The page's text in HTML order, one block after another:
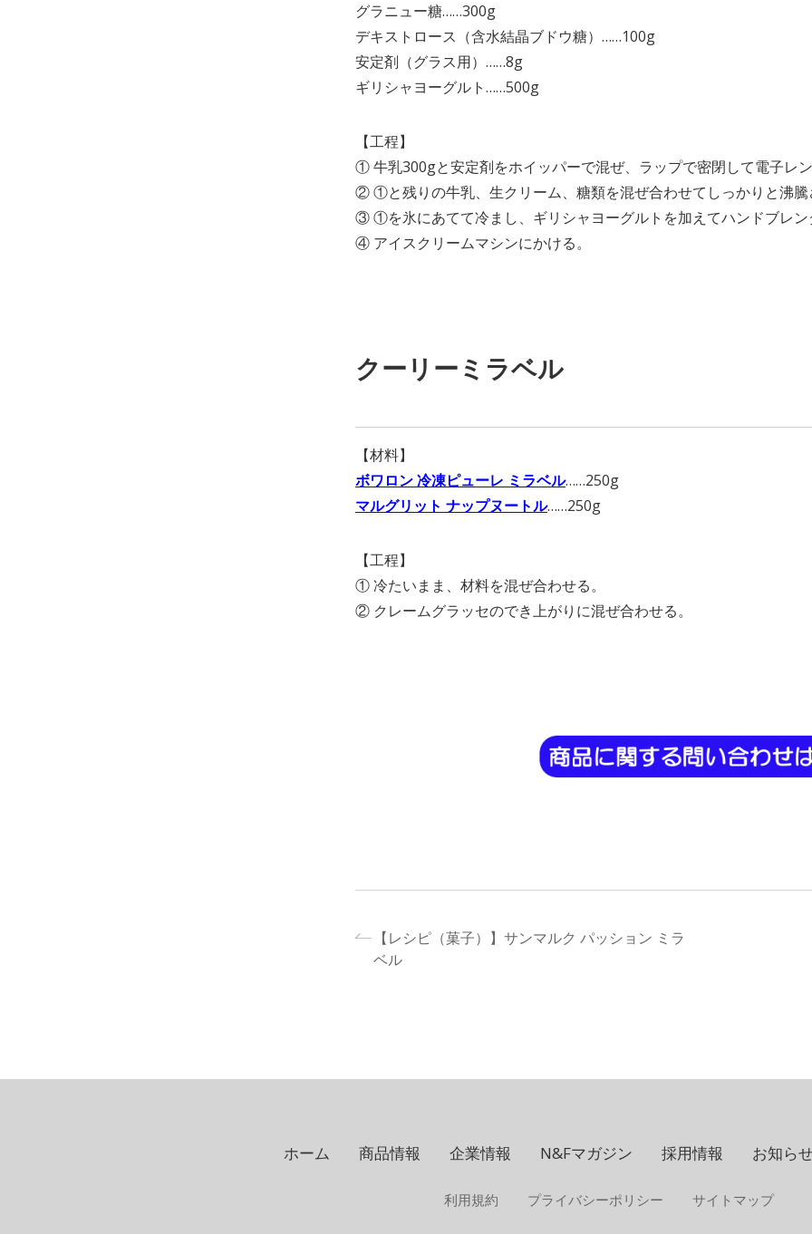
グラニュー糖……300g
デキストロース（含水結晶ブドウ糖）……100g
安定剤（グラス用）……8g
ギリシャヨーグルト……500g
【工程】
① 牛乳300gと安定剤をホイッパーで混ぜ、ラップで密閉して電子レ
② ①と残りの牛乳、生クリーム、糖類を混ぜ合わせてしっかりと沸騰
③ ①を氷にあてて冷まし、ギリシャヨーグルトを加えてハンドブレン
④ アイスクリームマシンにかける。
クーリーミラベル
【材料】
ボワロン 冷凍ピューレ ミラベル……250g
マルグリット ナップヌートル……250g
【工程】
① 冷たいまま、材料を混ぜ合わせる。
② クレームグラッセのでき上がりに混ぜ合わせる。
【レシピ（菓子）】サンマルク パッション ミラ
ベル
ホーム 商品情報 企業情報 N&Fマガジン 採用情報 お知ら
利用規約 プライバシーポリシー サイトマップ